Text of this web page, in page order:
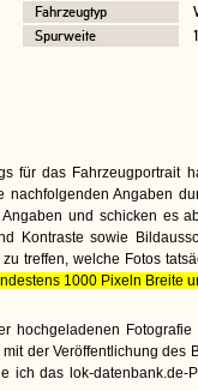
Fahrzeugtyp
Spurweite
für das Fahrzeugportrait
nachfolgenden Angaben
und schicken es
Kontraste sowie
treffen, welche Fotos
1000 Pixeln Breite
hochgeladenen
der Veröffentlichung
ich das lok-